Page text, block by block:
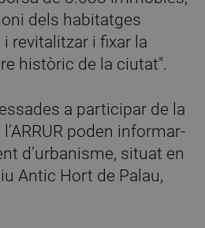
dels habitatges
i revitalitzar i fixar la
històric de la ciutat".
a participar de la
poden informar-
d’urbanisme, situat en
Antic Hort de Palau,